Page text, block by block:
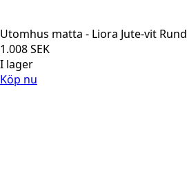
Utomhus matta - Liora Jute-vit Rund
1.008SEK
I lager
Köp nu